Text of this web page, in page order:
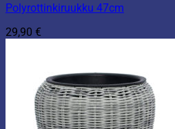
Polyrottinkiruukku 47cm
29,90 €